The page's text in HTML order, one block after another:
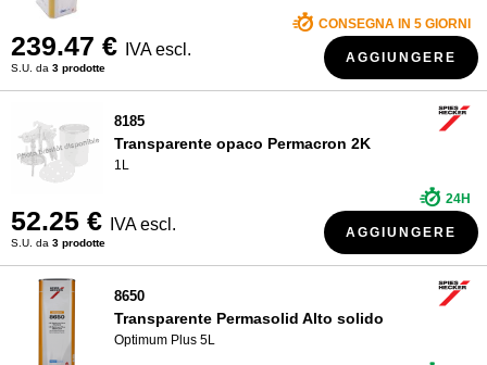
239.47 € IVA escl.
S.U. da 3 prodotte
CONSEGNA IN 5 GIORNI
AGGIUNGERE
8185
Transparente opaco Permacron 2K
1L
52.25 € IVA escl.
S.U. da 3 prodotte
24H
AGGIUNGERE
8650
Transparente Permasolid Alto solido
Optimum Plus 5L